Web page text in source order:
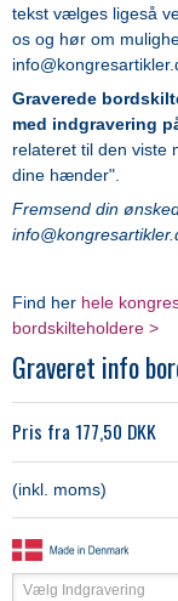
tekst vælges ligeså
os og hør om
Graverede
med indgravering
relateret til den viste
dine hænder".
Fremsend din
Find her hele
bordskilteholdere >
Graveret info
Pris fra 177,50 DKK
(inkl. moms)
Vælg Indgravering